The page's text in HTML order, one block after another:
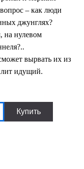
– как люди
джунглях?
на нулевом
вырвать их из
идущий.